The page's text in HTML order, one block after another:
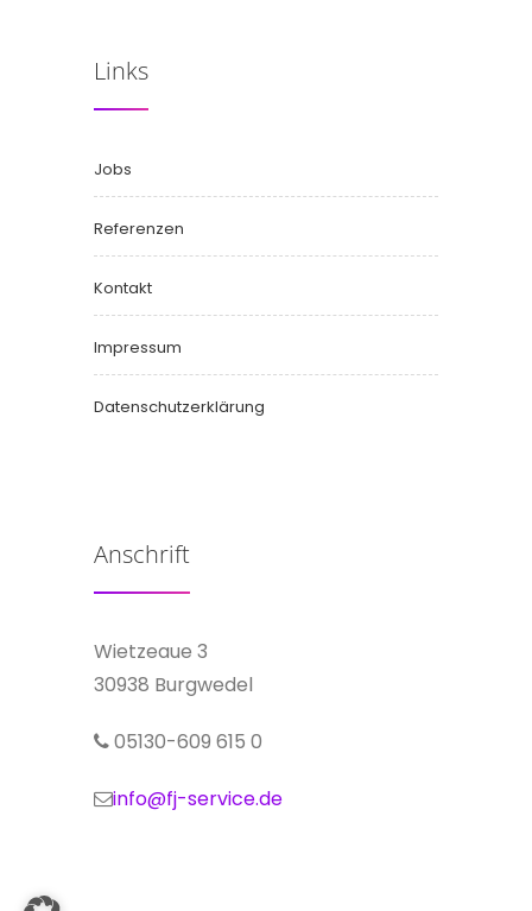
Links
Jobs
Referenzen
Kontakt
Impressum
Datenschutzerklärung
Anschrift
Wietzeaue 3
30938 Burgwedel
05130-609 615 0
info@fj-service.de